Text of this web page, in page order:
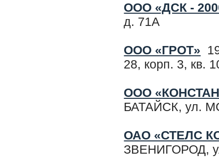
ООО «ДСК -
д. 71А
ООО «ГРОТ»
28, корп. 3, кв.
ООО
БАТАЙСК, ул.
ОАО «СТЕЛС
ЗВЕНИГОРОД,